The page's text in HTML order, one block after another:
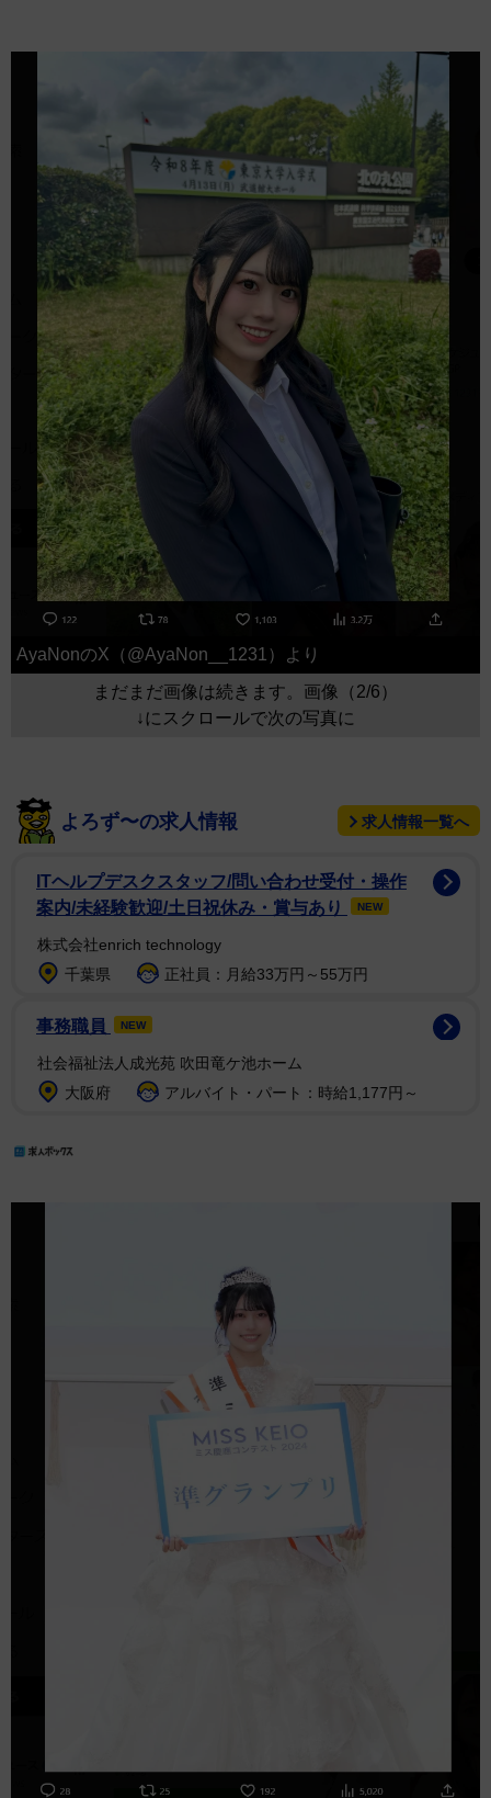
AyaNonのX（@AyaNon__1231）より
まだまだ画像は続きます。画像（2/6）
↓にスクロールで次の写真に
よろず〜の求人情報 求人情報一覧へ
ITヘルプデスクスタッフ/問い合わせ受付・操作
案内/未経験歓迎/土日祝休み・賞与あり
NEW
株式会社enrich technology
千葉県
正社員：月給33万円～55万円
事務職員 NEW
社会福祉法人成光苑 吹田竜ケ池ホーム
大阪府
アルバイト・パート：時給1,177円～